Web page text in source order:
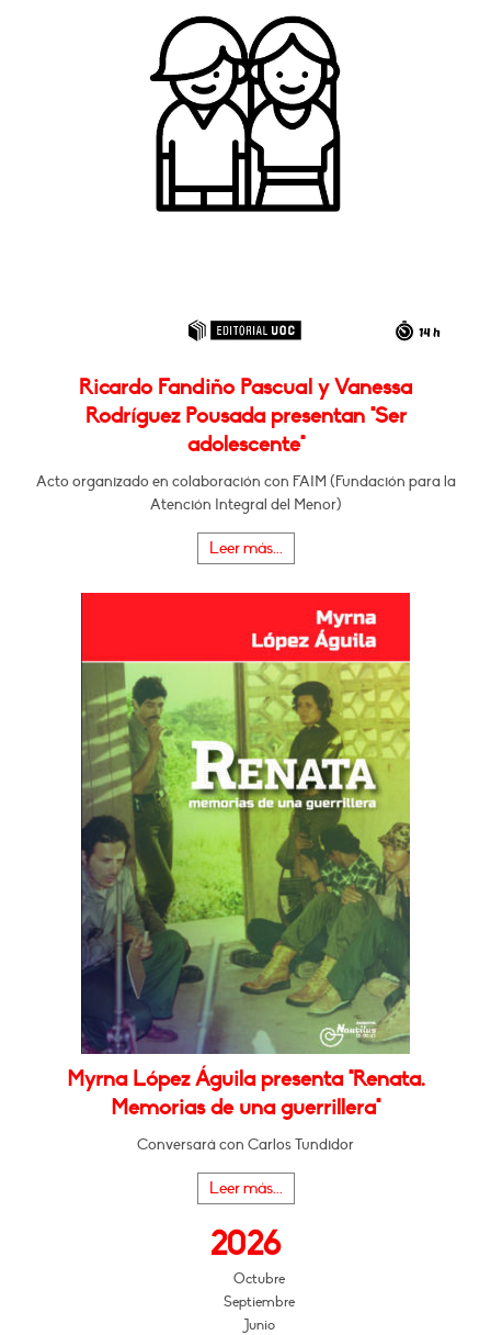
Ricardo Fandiño Pascual y Vanessa
Rodríguez Pousada presentan "Ser
adolescente"
Acto organizado en colaboración con FAIM (Fundación para la
Atención Integral del Menor)
Leer más...
Myrna López Águila presenta "Renata.
Memorias de una guerrillera"
Conversará con Carlos Tundidor
Leer más...
2026
Octubre
Septiembre
Junio